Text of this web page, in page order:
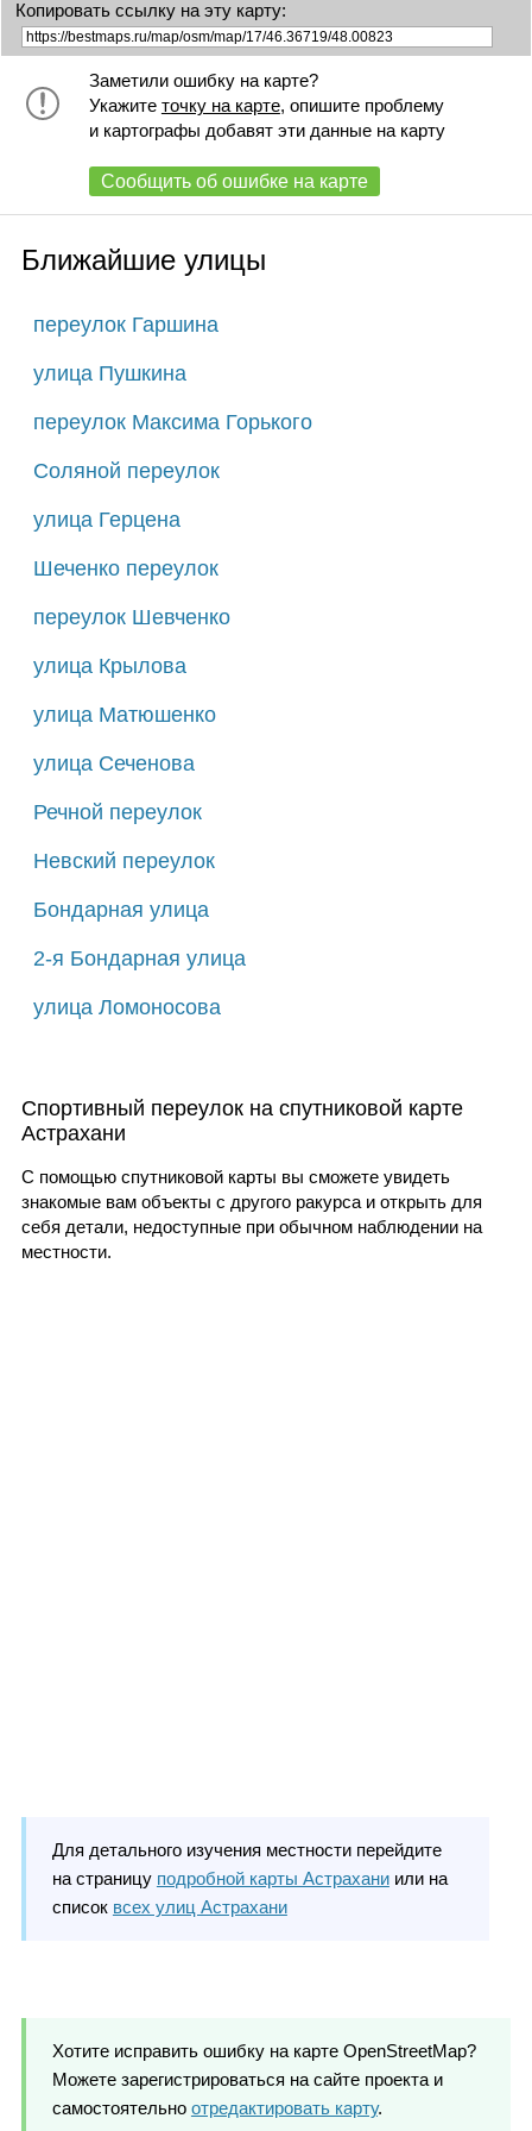
Копировать ссылку на эту карту:
Заметили ошибку на карте?
Укажите точку на карте, опишите проблему
и картографы добавят эти данные на карту
Сообщить об ошибке на карте
Ближайшие улицы
переулок Гаршина
улица Пушкина
переулок Максима Горького
Соляной переулок
улица Герцена
Шеченко переулок
переулок Шевченко
улица Крылова
улица Матюшенко
улица Сеченова
Речной переулок
Невский переулок
Бондарная улица
2-я Бондарная улица
улица Ломоносова
Спортивный переулок на спутниковой карте
Астрахани
С помощью спутниковой карты вы сможете увидеть
знакомые вам объекты с другого ракурса и открыть для
себя детали, недоступные при обычном наблюдении на
местности.
Для детального изучения местности перейдите
на страницу подробной карты Астраханиили на
список всех улиц Астрахани
Хотите исправить ошибку на карте OpenStreetMap?
Можете зарегистрироваться на сайте проекта и
самостоятельно отредактировать карту.